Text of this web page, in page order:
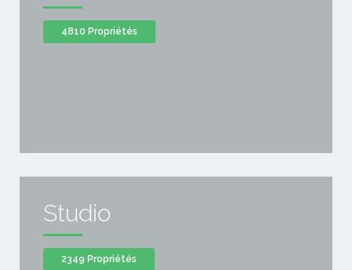
4810 Propriétés
Studio
2349 Propriétés